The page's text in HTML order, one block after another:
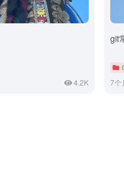
4.2K
git
7个